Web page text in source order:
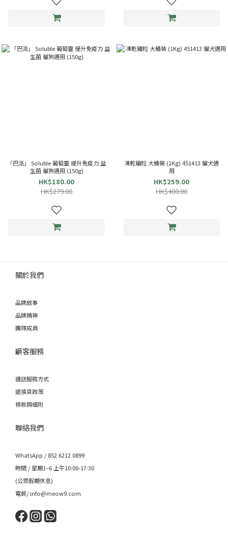
「巴派」 Soluble 葡萄靈 提升免疫力 益
生菌 貓狗適用 (150g)
HK$180.00
HK$279.00
凍乾雞粒 大桶裝 (1Kg) 451413 貓犬適
用
HK$259.00
HK$400.00
關於我們
品牌故事
品牌精神
團隊成員
顧客服務
運送服務方式
退換貨政策
條款與細則
聯絡我們
WhatsApp / 852 6212 0899
時間 / 星期1~6 上午10:00-17:30
(公眾假期休息)
電郵/ info@meow9.com